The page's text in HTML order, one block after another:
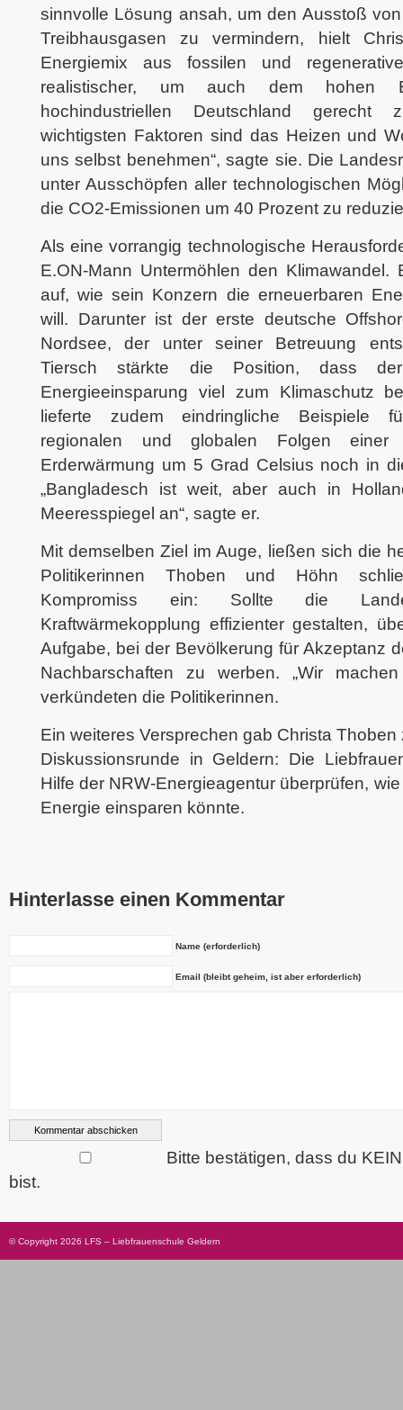
sinnvolle Lösung ansah, um den Ausstoß
Treibhausgasen zu vermindern, hielt
Energiemix aus fossilen und
realistischer, um auch dem hohen
hochindustriellen Deutschland gerecht
wichtigsten Faktoren sind das Heizen und
uns selbst benehmen“, sagte sie. Die
unter Ausschöpfen aller technologischen
die CO2-Emissionen um 40 Prozent zu
Als eine vorrangig technologische
E.ON-Mann Untermöhlen den Klimawandel.
auf, wie sein Konzern die erneuerbaren
will. Darunter ist der erste deutsche
Nordsee, der unter seiner Betreuung
Tiersch stärkte die Position, dass
Energieeinsparung viel zum Klimaschutz
lieferte zudem eindringliche Beispiele
regionalen und globalen Folgen einer
Erderwärmung um 5 Grad Celsius noch in
„Bangladesch ist weit, aber auch in
Meeresspiegel an“, sagte er.
Mit demselben Ziel im Auge, ließen sich die
Politikerinnen Thoben und Höhn
Kompromiss ein: Sollte die
Kraftwärmekopplung effizienter gestalten,
Aufgabe, bei der Bevölkerung für Akzeptanz
Nachbarschaften zu werben. „Wir
verkündeten die Politikerinnen.
Ein weiteres Versprechen gab Christa
Diskussionsrunde in Geldern: Die
Hilfe der NRW-Energieagentur überprüfen,
Energie einsparen könnte.
Hinterlasse einen Kommentar
Name (erforderlich)
Email (bleibt geheim, ist aber erforderlich)
Bitte bestätigen, dass du
bist.
© Copyright 2026 LFS – Liebfrauenschule Geldern